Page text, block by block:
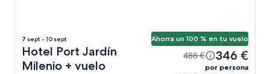
7 sept - 10 sept
Hotel Port Jardín
Milenio + vuelo
Ahorra un 100 % en tu vuelo
488 € 346 €
por persona